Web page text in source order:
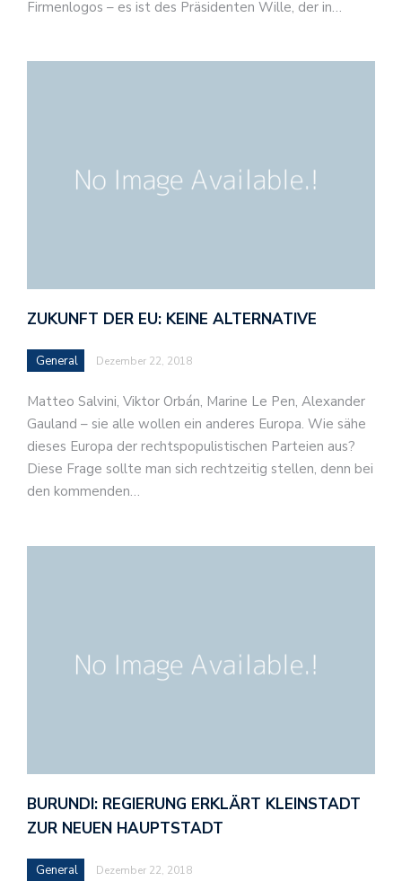
Firmenlogos – es ist des Präsidenten Wille, der in…
ZUKUNFT DER EU: KEINE ALTERNATIVE
General Dezember 22, 2018
Matteo Salvini, Viktor Orbán, Marine Le Pen, Alexander
Gauland – sie alle wollen ein anderes Europa. Wie sähe
dieses Europa der rechtspopulistischen Parteien aus?
Diese Frage sollte man sich rechtzeitig stellen, denn bei
den kommenden…
BURUNDI: REGIERUNG ERKLÄRT KLEINSTADT
ZUR NEUEN HAUPTSTADT
General Dezember 22, 2018